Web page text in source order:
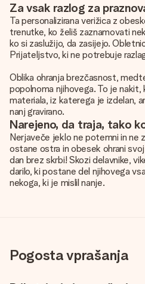
Za vsak razlog za
Ta personalizirana verižica z
trenutke, ko želiš zaznamovati
ko si zaslužijo, da zasijejo.
Prijateljstvo, ki ne potrebuje
Oblika ohranja brezčasnost,
popolnoma njihovega. To je nakit,
materiala, iz katerega je izdelan,
nanj gravirano.
Narejeno, da traja, tako
Nerjaveče jeklo ne potemni in ne
ostane ostra in obesek ohrani
dan brez skrbi! Skozi delavnike,
darilo, ki postane del njihovega
nekoga, ki je mislil nanje.
Pogosta vprašanja